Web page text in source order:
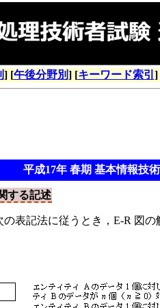
] [午後分野別] [キーワード索引 ]
平成17年 春期 基本情報技
する記述
表記法に従うとき，E-R 図